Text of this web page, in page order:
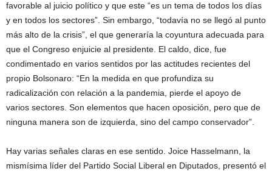
favorable al juicio político y que este “es un tema de todos los días
y en todos los sectores”. Sin embargo, “todavía no se llegó al punto
más alto de la crisis”, el que generaría la coyuntura adecuada para
que el Congreso enjuicie al presidente. El caldo, dice, fue
condimentado en varios sentidos por las actitudes recientes del
propio Bolsonaro: “En la medida en que profundiza su
radicalización con relación a la pandemia, pierde el apoyo de
varios sectores. Son elementos que hacen oposición, pero que de
ninguna manera son de izquierda, sino del campo conservador”.
Hay varias señales claras en ese sentido. Joice Hasselmann, la
mismísima líder del Partido Social Liberal en Diputados, presentó el